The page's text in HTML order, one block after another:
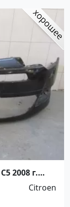
2008 г.
Citroen